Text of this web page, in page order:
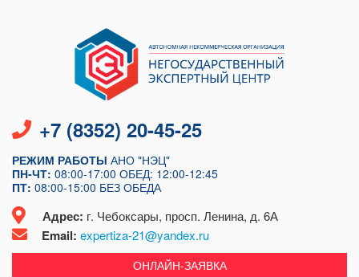
содержимому
+7 (8352) 20-45-25
РЕЖИМ РАБОТЫ АНО "НЭЦ"
ПН-ЧТ: 08:00-17:00 ОБЕД: 12:00-12:45
ПТ: 08:00-15:00 БЕЗ ОБЕДА
Адрес: г. Чебоксары, просп. Ленина, д. 6А
Email: expertiza-21@yandex.ru
ОНЛАЙН-ЗАЯВКА